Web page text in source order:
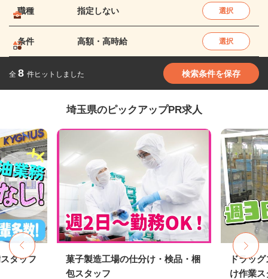
職種 指定しない 選択
条件 高額・高時給 選択
全 8 件ヒットしました 検索条件を保存
埼玉県のピックアップPR求人
タッフ
菓子製造工場の仕分け・検品・梱
包スタッフ
ドラッ
け作業ス